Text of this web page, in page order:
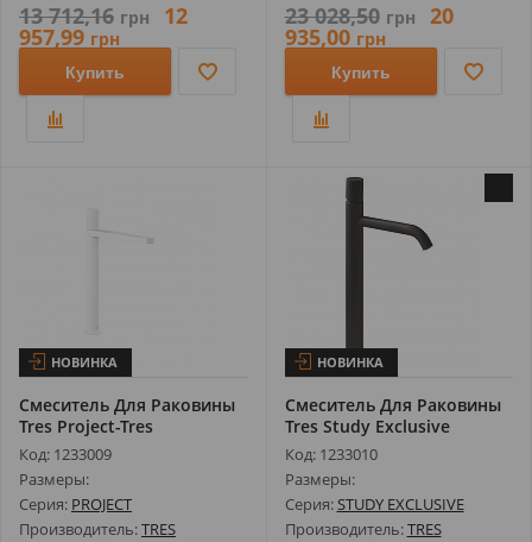
13 712,16 грн 12
957,99 грн
Купить
23 028,50 грн 20
935,00 грн
Купить
НОВИНКА
Смеситель Для Раковины
Tres Project-Tres
21180302BMD
Код: 1233009
Размеры:
Серия: PROJECT
Производитель:TRES
НОВИНКА
Смеситель Для Раковины
Tres Study Exclusive
26130801...
Код: 1233010
Размеры:
Серия:STUDY EXCLUSIVE
Производитель:TRES